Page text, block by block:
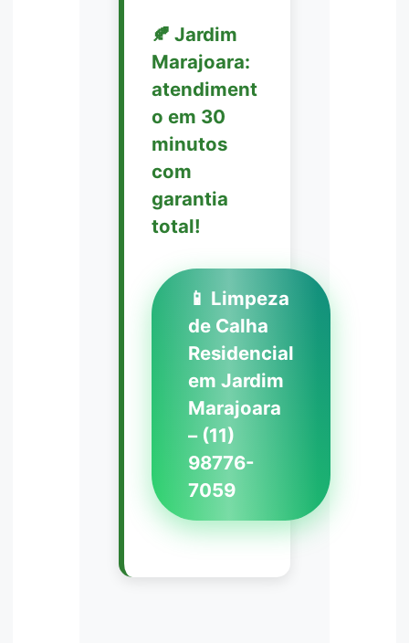
🍂 Jardim
Marajoara:
atendiment
o em 30
minutos
com
garantia
total!
📱 Limpeza
de Calha
Residencial
em Jardim
Marajoara
– (11)
98776-
7059